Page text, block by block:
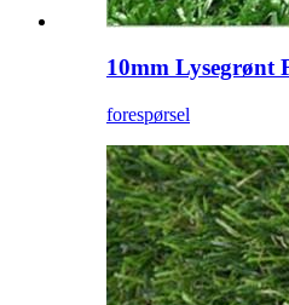
10mm Lysegrønt
forespørsel